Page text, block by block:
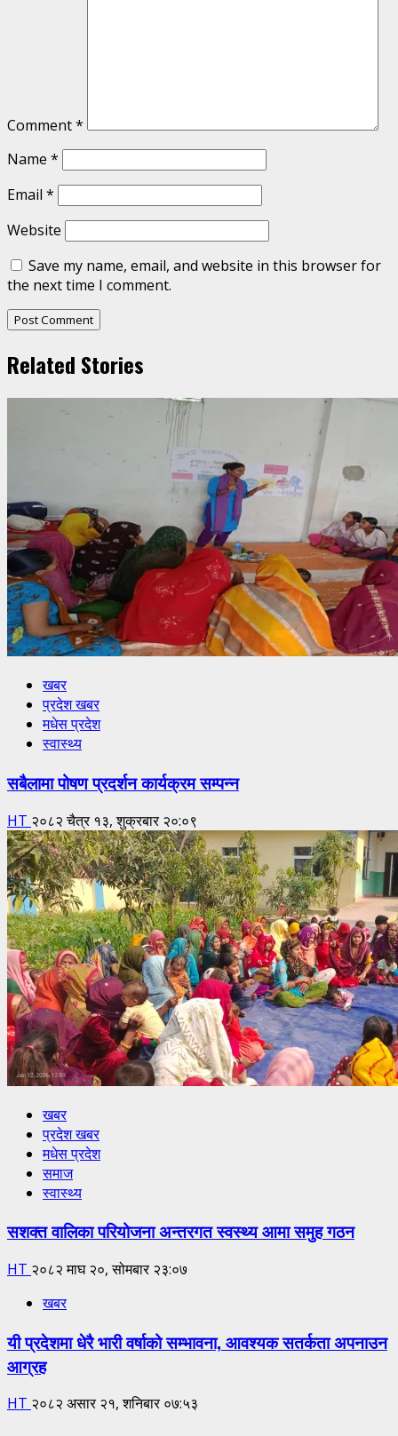
Comment*
Name *
Email *
Website
Save my name, email, and website in this browser for
the next time I comment.
Related Stories
खबर
प्रदेश खबर
मधेस प्रदेश
स्वास्थ्य
सबैलामा पोषण प्रदर्शन कार्यक्रम सम्पन्न
HT २०८२ चैत्र १३, शुक्रबार २०:०९
खबर
प्रदेश खबर
मधेस प्रदेश
समाज
स्वास्थ्य
सशक्त वालिका परियोजना अन्तरगत स्वस्थ्य आमा समुह गठन
HT २०८२ माघ २०, सोमबार २३:०७
खबर
यी प्रदेशमा धेरै भारी वर्षाको सम्भावना, आवश्यक सतर्कता अपनाउन
आग्रह
HT २०८२ असार २१, शनिबार ०७:५३